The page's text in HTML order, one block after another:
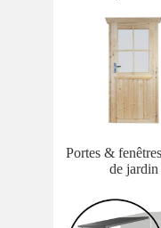
Portes &
de jardin